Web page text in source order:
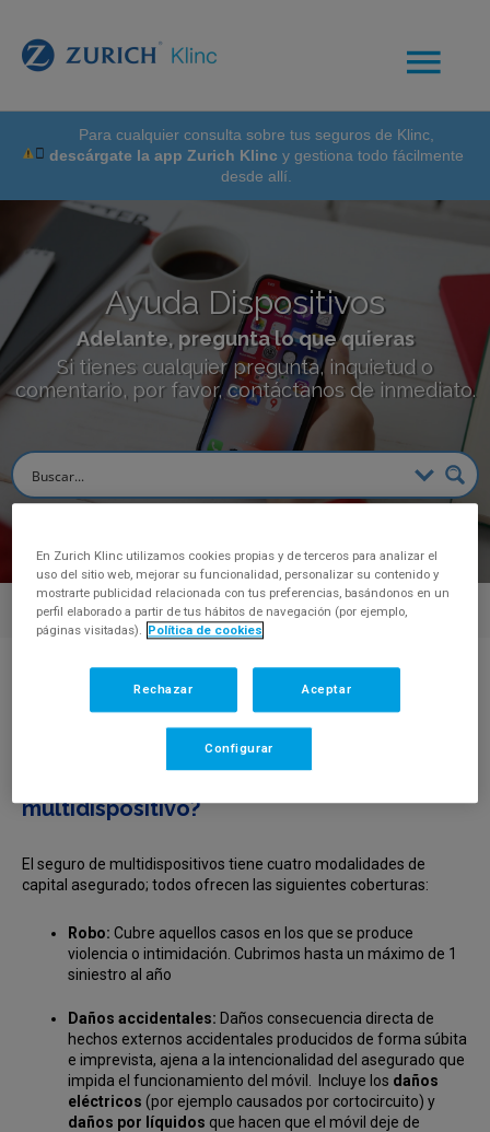
Para cualquier consulta sobre tus seguros de Klinc,
descárgate la app Zurich Klinc y gestiona todo fácilmente
desde allí.
Ayuda Dispositivos
Adelante, pregunta lo que quieras
Si tienes cualquier pregunta, inquietud o
comentario, por favor, contáctanos de inmediato.
Centro de Ayuda >¿Qué coberturas tiene el producto
multidispositivo?
El seguro de multidispositivos tiene cuatro modalidades de
capital asegurado; todos ofrecen las siguientes coberturas:
Robo: Cubre aquellos casos en los que se produce
violencia o intimidación. Cubrimos hasta un máximo de 1
siniestro al año
Daños accidentales: Daños consecuencia directa de
hechos externos accidentales producidos de forma súbita
e imprevista, ajena a la intencionalidad del asegurado que
impida el funcionamiento del móvil. Incluye los daños
eléctricos (por ejemplo causados por cortocircuito) y
daños por líquidos que hacen que el móvil deje de
En Zurich Klinc utilizamos cookies propias y de terceros para analizar el
uso del sitio web, mejorar su funcionalidad, personalizar su contenido y
mostrarte publicidad relacionada con tus preferencias, basándonos en un
perfil elaborado a partir de tus hábitos de navegación (por ejemplo,
páginas visitadas). Política de cookies
Rechazar Aceptar
Configurar